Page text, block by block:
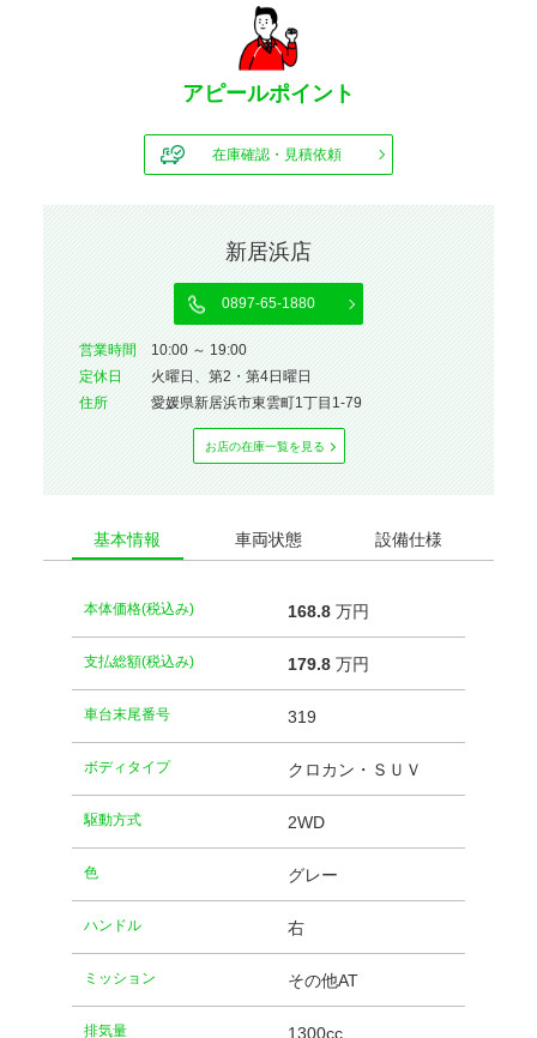
アピールポイント
在庫確認・見積依頼
新居浜店
0897-65-1880
営業時間
10:00 ～ 19:00
定休⽇
火曜日、第2・第4日曜日
住所
愛媛県新居浜市東雲町1丁目1-79
お店の在庫⼀覧を⾒る
基本情報 車両状態 設備仕様
本体価格(税込み) 168.8万円
支払総額(税込み) 179.8万円
車台末尾番号 319
ボディタイプ クロカン・ＳＵＶ
駆動方式 2WD
⾊ グレー
ハンドル 右
ミッション その他AT
排気量 1300cc